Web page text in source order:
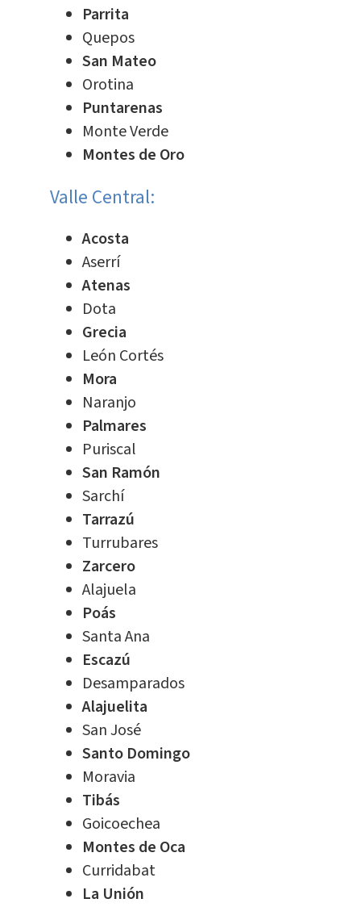
Parrita
Quepos
San Mateo
Orotina
Puntarenas
Monte Verde
Montes de Oro
Valle Central:
Acosta
Aserrí
Atenas
Dota
Grecia
León Cortés
Mora
Naranjo
Palmares
Puriscal
San Ramón
Sarchí
Tarrazú
Turrubares
Zarcero
Alajuela
Poás
Santa Ana
Escazú
Desamparados
Alajuelita
San José
Santo Domingo
Moravia
Tibás
Goicoechea
Montes de Oca
Curridabat
La Unión